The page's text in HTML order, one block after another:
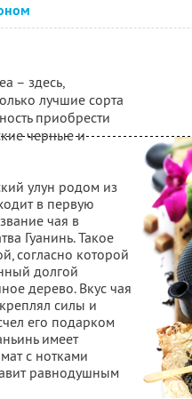
– здесь,
лучшие сорта
приобрести
черные и
улун родом из
в первую
чая в
Гуанинь. Такое
согласно которой
долгой
дерево. Вкус чая
силы и
его подарком
имеет
с нотками
равнодушным